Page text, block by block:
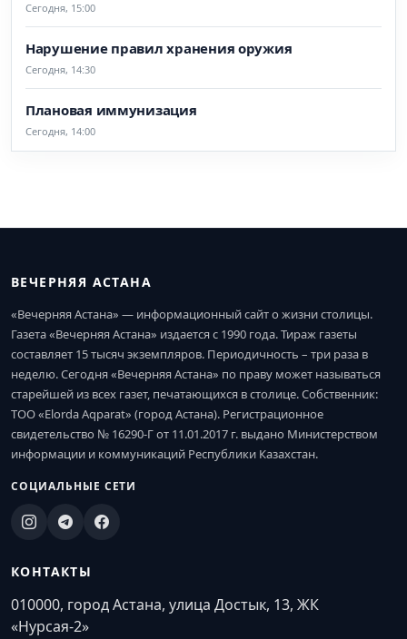
Сегодня, 15:00
Нарушение правил хранения оружия
Сегодня, 14:30
Плановая иммунизация
Сегодня, 14:00
ВЕЧЕРНЯЯ АСТАНА
«Вечерняя Астана» — информационный сайт о жизни столицы.
Газета «Вечерняя Астана» издается с 1990 года. Тираж газеты
составляет 15 тысяч экземпляров. Периодичность – три раза в
неделю. Сегодня «Вечерняя Астана» по праву может называться
старейшей из всех газет, печатающихся в столице. Собственник:
ТОО «Elorda Aqparat» (город Астана). Регистрационное
свидетельство № 16290-Г от 11.01.2017 г. выдано Министерством
информации и коммуникаций Республики Казахстан.
СОЦИАЛЬНЫЕ СЕТИ
КОНТАКТЫ
010000, город Астана, улица Достык, 13, ЖК
«Нурсая-2»